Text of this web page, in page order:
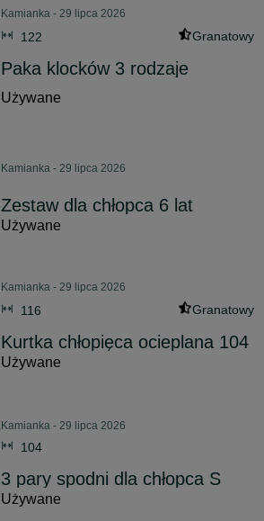
Kamianka - 29 lipca 2026
122 Granatowy
Paka klocków 3 rodzaje
Używane
Kamianka - 29 lipca 2026
Zestaw dla chłopca 6 lat
Używane
Kamianka - 29 lipca 2026
116 Granatowy
Kurtka chłopięca ocieplana 104
Używane
Kamianka - 29 lipca 2026
104
3 pary spodni dla chłopca S
Używane